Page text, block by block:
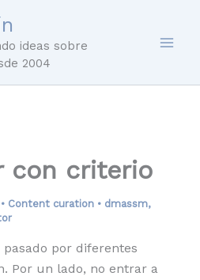
ideas sobre
2004
con criterio
• Content curation• dmassm,
por diferentes
Por un lado, no entrar a